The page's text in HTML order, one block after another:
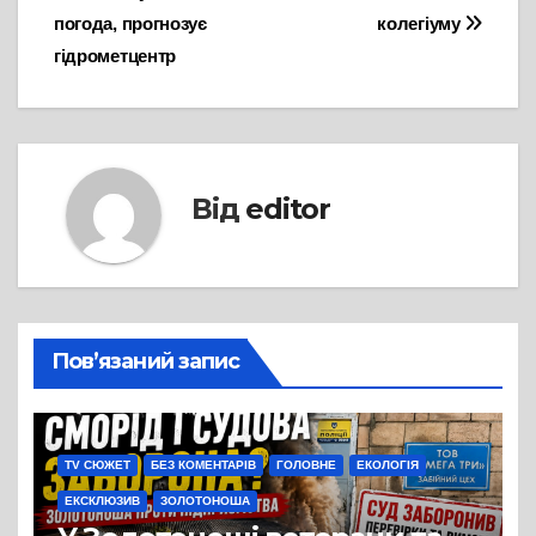
колегіуму
погода, прогнозує
гідрометцентр
Від editor
Пов’язаний запис
TV СЮЖЕТ БЕЗ КОМЕНТАРІВ ГОЛОВНЕ ЕКОЛОГІЯ
ЕКСКЛЮЗИВ ЗОЛОТОНОША